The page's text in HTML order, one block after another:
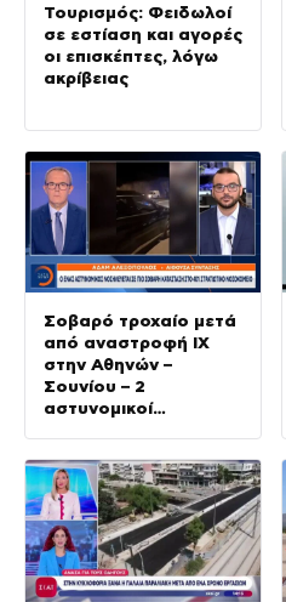
Τουρισμός: Φειδωλοί
σε εστίαση και αγορές
οι επισκέπτες, λόγω
ακρίβειας
Σοβαρό τροχαίο μετά
από αναστροφή ΙΧ
στην Αθηνών –
Σουνίου – 2
αστυνομικοί